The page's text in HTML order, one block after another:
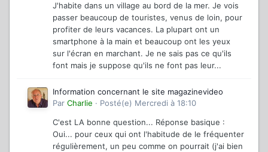
J'habite dans un village au bord de la mer. Je vois
passer beaucoup de touristes, venus de loin, pour
profiter de leurs vacances. La plupart ont un
smartphone à la main et beaucoup ont les yeux
sur l'écran en marchant. Je ne sais pas ce qu'ils
font mais je suppose qu'ils ne font pas leur...
Information concernant le site magazinevideo
Par Charlie · Posté(e) Mercredi à 18:10
C'est LA bonne question... Réponse basique :
Oui... pour ceux qui ont l'habitude de le fréquenter
régulièrement, un peu comme on pourrait (j'ai bien